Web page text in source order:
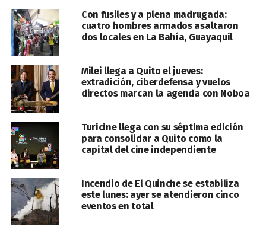
Con fusiles y a plena madrugada:
cuatro hombres armados asaltaron
dos locales en La Bahía, Guayaquil
Milei llega a Quito el jueves:
extradición, ciberdefensa y vuelos
directos marcan la agenda con Noboa
Turicine llega con su séptima edición
para consolidar a Quito como la
capital del cine independiente
Incendio de El Quinche se estabiliza
este lunes: ayer se atendieron cinco
eventos en total